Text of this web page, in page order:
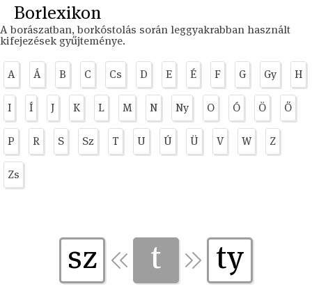
Borlexikon
A borászatban, borkóstolás során leggyakrabban használt
kifejezések gyűjteménye.
A Á B C Cs D E É F G Gy H
I Í J K L M N Ny O Ó Ö Ő
P R S Sz T U Ú Ü V W Z
Zs
sz t ty